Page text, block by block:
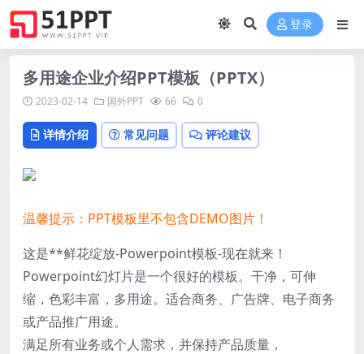
登录
多用途企业介绍PPT模板（PPTX）
2023-02-14 国外PPT 66 0
详情介绍 常见问题 评论建议
温馨提示：PPT模板里不包含DEMO图片！
这是**鲜花绽放-Powerpoint模板-现在就来！
Powerpoint幻灯片是一个很好的模板。干净，可伸
缩，色彩丰富，多用途。适合商务、广告牌、电子商务
或产品推广用途。
满足所有业务或个人需求，并保持产品质量，